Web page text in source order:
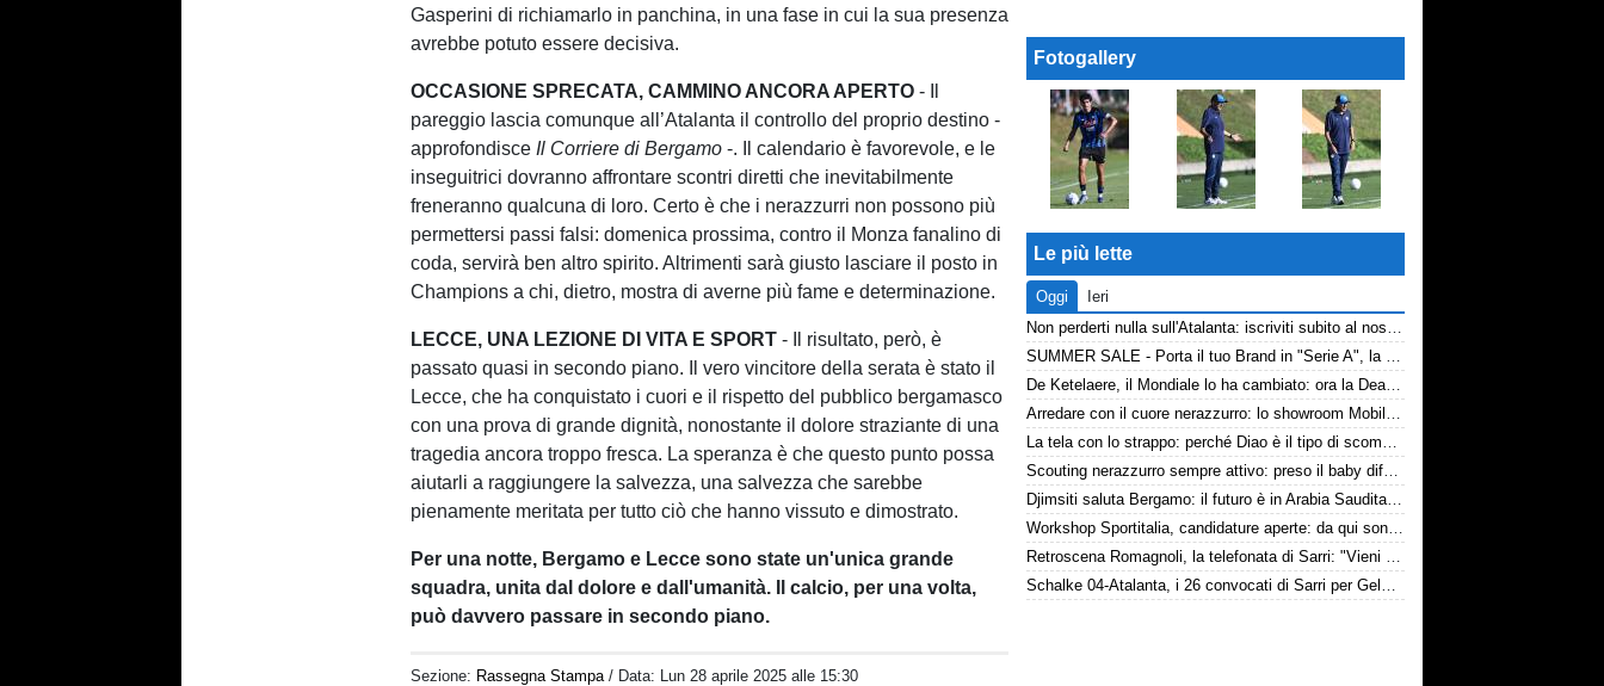
Gasperini di richiamarlo in panchina, in una fase in cui la sua presenza
avrebbe potuto essere decisiva.
OCCASIONE SPRECATA, CAMMINO ANCORA APERTO - Il
pareggio lascia comunque all’Atalanta il controllo del proprio destino -
approfondisce Il Corriere di Bergamo -. Il calendario è favorevole, e le
inseguitrici dovranno affrontare scontri diretti che inevitabilmente
freneranno qualcuna di loro. Certo è che i nerazzurri non possono più
permettersi passi falsi: domenica prossima, contro il Monza fanalino di
coda, servirà ben altro spirito. Altrimenti sarà giusto lasciare il posto in
Champions a chi, dietro, mostra di averne più fame e determinazione.
LECCE, UNA LEZIONE DI VITA E SPORT - Il risultato, però, è
passato quasi in secondo piano. Il vero vincitore della serata è stato il
Lecce, che ha conquistato i cuori e il rispetto del pubblico bergamasco
con una prova di grande dignità, nonostante il dolore straziante di una
tragedia ancora troppo fresca. La speranza è che questo punto possa
aiutarli a raggiungere la salvezza, una salvezza che sarebbe
pienamente meritata per tutto ciò che hanno vissuto e dimostrato.
Per una notte, Bergamo e Lecce sono state un'unica grande
squadra, unita dal dolore e dall'umanità. Il calcio, per una volta,
può davvero passare in secondo piano.
Sezione: Rassegna Stampa / Data: Lun 28 aprile 2025 alle 15:30
Fotogallery
Le più lette
Oggi
Ieri
Non perderti nulla sull'Atalanta: iscriviti subito al nostro canale WhatsApp!
SUMMER SALE - Porta il tuo Brand in "Serie A", la tua azienda e professione titolare nel cuore dell'Atalanta
De Ketelaere, il Mondiale lo ha cambiato: ora la Dea riparte da lui
Arredare con il cuore nerazzurro: lo showroom Mobilmondo a Osio Sotto. Quando essere di fede atalantina conviene
La tela con lo strappo: perché Diao è il tipo di scommessa che Giuntoli ama
Scouting nerazzurro sempre attivo: preso il baby difensore 2010 Levačić
Djimsiti saluta Bergamo: il futuro è in Arabia Saudita! Tre milioni e firma biennale
Workshop Sportitalia, candidature aperte: da qui sono passate firme di Serie A
Retroscena Romagnoli, la telefonata di Sarri: "Vieni con me a Bergamo"
Schalke 04-Atalanta, i 26 convocati di Sarri per Gelsenkirchen